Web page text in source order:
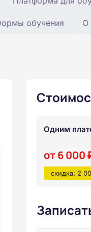
обучения О
Одним
от 6 000
скидка: 2